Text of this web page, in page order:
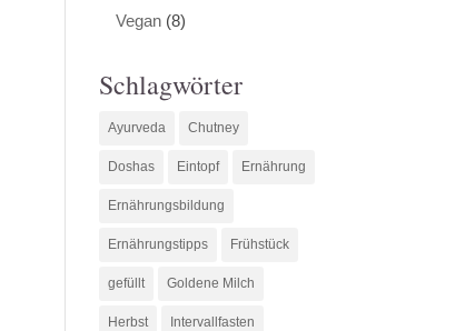
Vegan (8)
Schlagwörter
Ayurveda Chutney
Doshas Eintopf Ernährung
Ernährungsbildung
Ernährungstipps Frühstück
gefüllt Goldene Milch
Herbst Intervallfasten